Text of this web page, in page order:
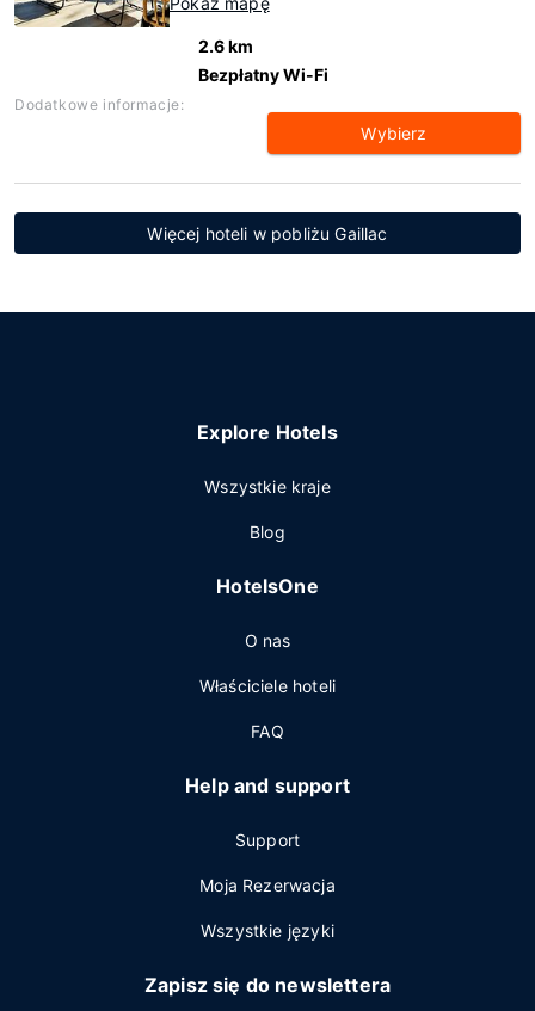
2.6 km
Bezpłatny Wi-Fi
Dodatkowe informacje:
Wybierz
Więcej hoteli w pobliżu Gaillac
Explore Hotels
Wszystkie kraje
Blog
HotelsOne
O nas
Właściciele hoteli
FAQ
Help and support
Support
Moja Rezerwacja
Wszystkie języki
Zapisz się do newslettera